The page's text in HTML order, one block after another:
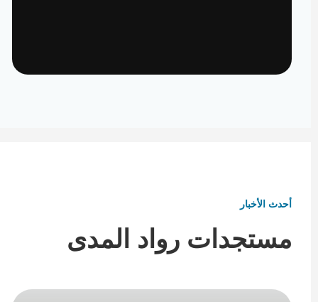
أحدث الأخبار
مستجدات رواد المدى